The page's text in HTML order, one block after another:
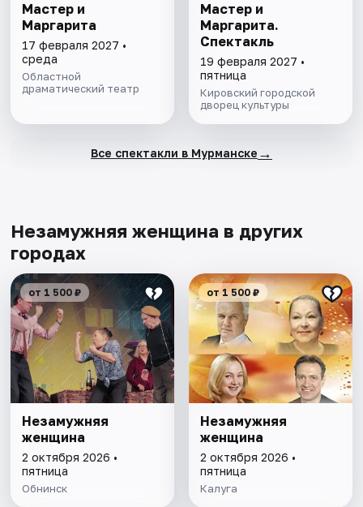
Мастер и
Маргарита
17 февраля 2027 •
среда
Областной
драматический театр
Мастер и
Маргарита.
Спектакль
19 февраля 2027 •
пятница
Кировский городской
дворец культуры
Все спектакли в Мурманске →
Незамужняя женщина в других
городах
от 1 500 ₽
Незамужняя
женщина
2 октября 2026 •
пятница
Обнинск
от 1 500 ₽
Незамужняя
женщина
2 октября 2026 •
пятница
Калуга